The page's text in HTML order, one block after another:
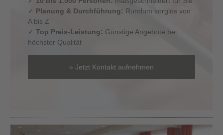
✓ Planung & Durchführung: Rundum sorglos von
A bis Z
✓ Top Preis-Leistung: Günstige Angebote bei
höchster Qualität
» Jetzt Kontakt aufnehmen